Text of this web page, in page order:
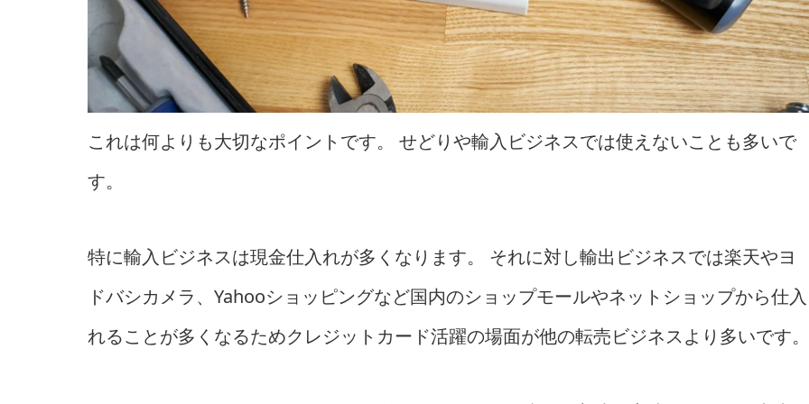
これは何よりも大切なポイントです。 せどりや輸入ビジネスでは使えないことも多いで
す。
特に輸入ビジネスは現金仕入れが多くなります。 それに対し輸出ビジネスでは楽天やヨ
ドバシカメラ、Yahooショッピングなど国内のショップモールやネットショップから仕入
れることが多くなるためクレジットカード活躍の場面が他の転売ビジネスより多いです。